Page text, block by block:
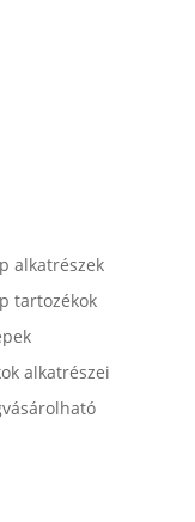
alkatrészek
tartozékok
alkatrészei